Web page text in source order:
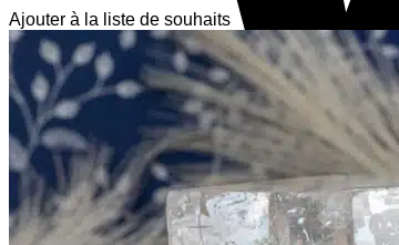
Ajouter à la liste de souhaits